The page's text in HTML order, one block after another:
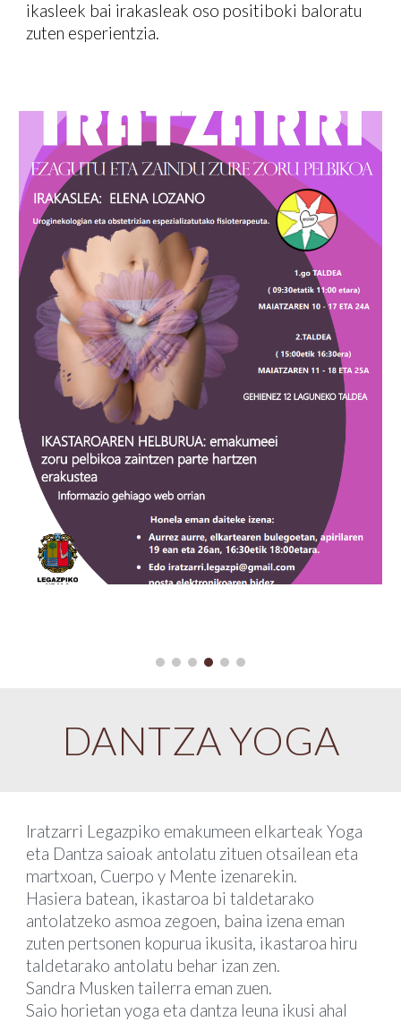
ikasleek bai irakasleak oso positiboki baloratu
zuten esperientzia.
DANTZA YOGA
Iratzarri Legazpiko emakumeen elkarteak Yoga
eta Dantza saioak antolatu zituen otsailean eta
martxoan, Cuerpo y Mente izenarekin.
Hasiera batean, ikastaroa bi taldetarako
antolatzeko asmoa zegoen, baina izena eman
zuten pertsonen kopurua ikusita, ikastaroa hiru
taldetarako antolatu behar izan zen.
Sandra Musken tailerra eman zuen.
Saio horietan yoga eta dantza leuna ikusi ahal